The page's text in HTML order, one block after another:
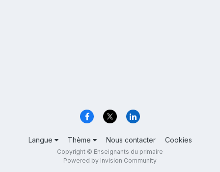
Langue Thème Nous contacter Cookies
Copyright © Enseignants du primaire
Powered by Invision Community